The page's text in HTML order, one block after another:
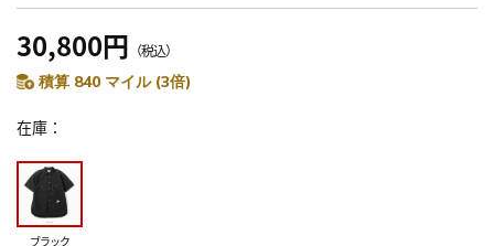
30,800円 （税込）
積算 840 マイル (3倍)
在庫
ブラック